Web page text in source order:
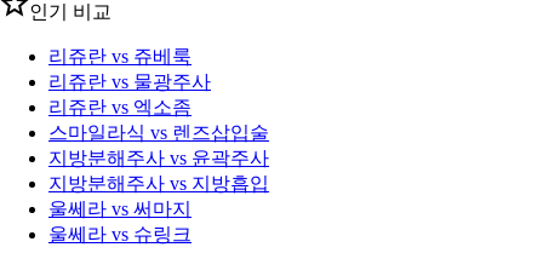
인기 비교
리쥬란 vs 쥬베룩
리쥬란 vs 물광주사
리쥬란 vs 엑소좀
스마일라식 vs 렌즈삽입술
지방분해주사 vs 윤곽주사
지방분해주사 vs 지방흡입
울쎄라 vs 써마지
울쎄라 vs 슈링크